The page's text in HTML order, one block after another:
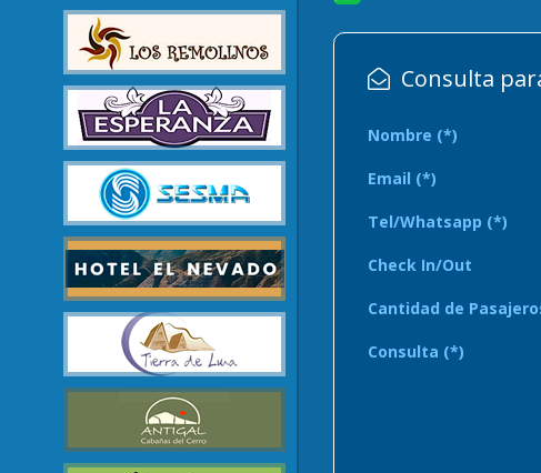
Consulta
Nombre (*)
Email (*)
Tel/Whatsapp (*)
Check In/Out
Cantidad de
Consulta (*)